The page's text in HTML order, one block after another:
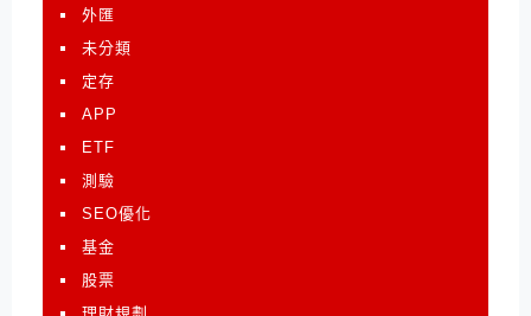
外匯
未分類
定存
APP
ETF
測驗
SEO優化
基金
股票